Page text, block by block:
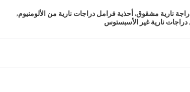
نارية مشقوق, أحذية فرامل دراجات نارية من الألومنيوم,
دراجات نارية غير الأسبستوس